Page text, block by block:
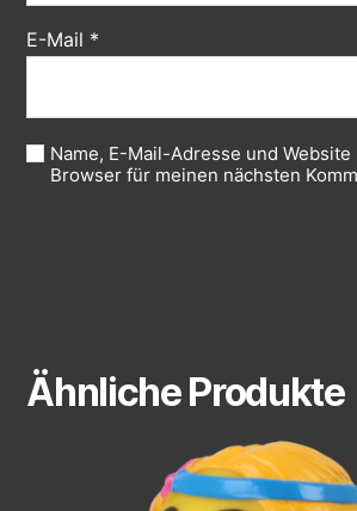
E-Mail *
Name, E-Mail-Adresse und Website
Browser für meinen nächsten
Ähnliche Produkte